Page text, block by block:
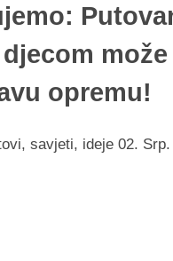
opremu!
savjeti, ideje 02. Srp.